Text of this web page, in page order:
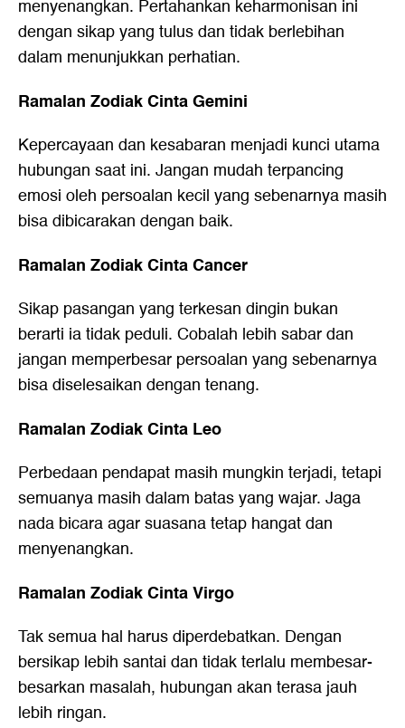
menyenangkan. Pertahankan keharmonisan ini
dengan sikap yang tulus dan tidak berlebihan
dalam menunjukkan perhatian.
Ramalan Zodiak Cinta Gemini
Kepercayaan dan kesabaran menjadi kunci utama
hubungan saat ini. Jangan mudah terpancing
emosi oleh persoalan kecil yang sebenarnya masih
bisa dibicarakan dengan baik.
Ramalan Zodiak Cinta Cancer
Sikap pasangan yang terkesan dingin bukan
berarti ia tidak peduli. Cobalah lebih sabar dan
jangan memperbesar persoalan yang sebenarnya
bisa diselesaikan dengan tenang.
Ramalan Zodiak Cinta Leo
Perbedaan pendapat masih mungkin terjadi, tetapi
semuanya masih dalam batas yang wajar. Jaga
nada bicara agar suasana tetap hangat dan
menyenangkan.
Ramalan Zodiak Cinta Virgo
Tak semua hal harus diperdebatkan. Dengan
bersikap lebih santai dan tidak terlalu membesar-
besarkan masalah, hubungan akan terasa jauh
lebih ringan.